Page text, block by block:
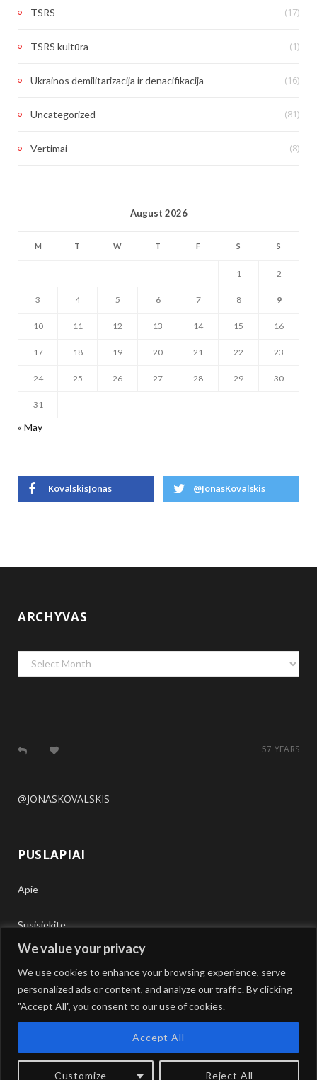
We value your privacy
We use cookies to enhance your browsing experience, serve
personalized ads or content, and analyze our traffic. By clicking
"Accept All", you consent to our use of cookies.
Customize Reject All
Accept All
TSRS (17)
TSRS kultūra (1)
Ukrainos demilitarizacija ir denacifikacija (16)
Uncategorized (81)
Vertimai (8)
August 2026
M T W T F S S
1 2
3 4 5 6 7 8 9
10 11 12 13 14 15 16
17 18 19 20 21 22 23
24 25 26 27 28 29 30
31
« May
KovalskisJonas @JonasKovalskis
ARCHYVAS
Archyvas
57 YEARS
@JONASKOVALSKIS
PUSLAPIAI
Apie
Susisiekite
Vertimai